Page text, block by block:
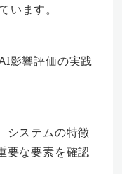
います。
影響評価の実践
システムの特徴
要な要素を確認